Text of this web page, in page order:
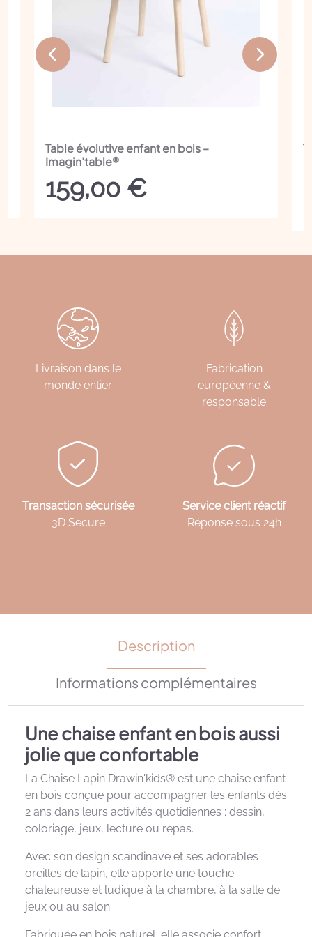
Table évolutive enfant en bois –
Imagin’table®
159,00 €
Livraison dans le
monde entier
Fabrication
européenne &
responsable
Transaction sécurisée
3D Secure
Service client réactif
Réponse sous 24h
Description
Informations complémentaires
Une chaise enfant en bois aussi
jolie que confortable
La Chaise Lapin Drawin'kids® est une chaise enfant
en bois conçue pour accompagner les enfants dès
2 ans dans leurs activités quotidiennes : dessin,
coloriage, jeux, lecture ou repas.
Avec son design scandinave et ses adorables
oreilles de lapin, elle apporte une touche
chaleureuse et ludique à la chambre, à la salle de
jeux ou au salon.